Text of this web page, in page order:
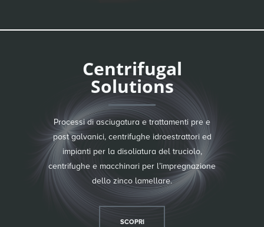
Centrifugal
Solutions
Processi di asciugatura e trattamenti pre e
post galvanici, centrifughe idroestrattori ed
impianti per la disoliatura del truciolo,
centrifughe e macchinari per l’impregnazione
dello zinco lamellare.
SCOPRI